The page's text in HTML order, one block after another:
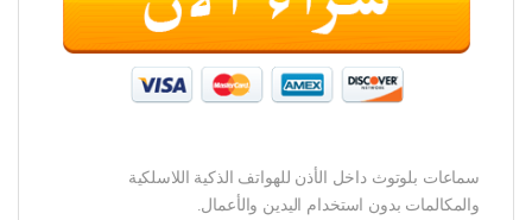
سماعات بلوتوث داخل الأذن للهواتف الذكية اللاسلكية
والمكالمات بدون استخدام اليدين والأعمال.